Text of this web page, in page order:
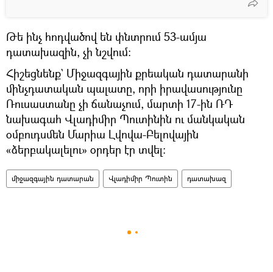
Թե ինչ հոդվածով են փնտրում 53-ամյա
դատախազին, չի նշվում։
Հիշեցնենք` Միջազգային քրեական դատարանի
մինչդատական պալատը, որի իրավասությունը
Ռուսաստանը չի ճանաչում, մարտի 17-ին ՌԴ
նախագահ Վլադիմիր Պուտինին ու մանկական
օմբուդսմեն Մարիա Լվովա-Բելովային
«ձերբակալելու» օրդեր էր տվել:
միջազգային դատարան Վլադիմիր Պուտին դատախազ